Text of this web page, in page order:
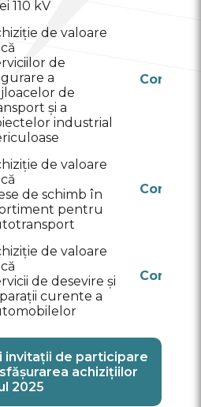
110 kV
de valoare
de
a
de
și a
industrial
Conform
de valoare
de schimb în
pentru
Conform
de valoare
de desevire și
curente a
Conform
invitații de participare
achizițiilor
2025